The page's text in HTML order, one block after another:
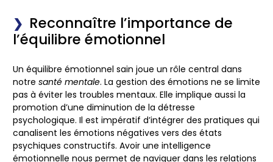
Reconnaître l’importance de
l’équilibre émotionnel
Un équilibre émotionnel sain joue un rôle central dans
notre santé mentale. La gestion des émotions ne se limite
pas à éviter les troubles mentaux. Elle implique aussi la
promotion d’une diminution de la détresse
psychologique. Il est impératif d’intégrer des pratiques qui
canalisent les émotions négatives vers des états
psychiques constructifs. Avoir une intelligence
émotionnelle nous permet de naviguer dans les relations